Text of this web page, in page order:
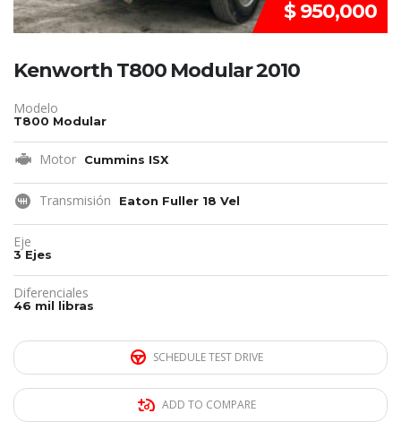
$ 950,000
Kenworth T800 Modular 2010
Modelo
T800 Modular
Motor Cummins ISX
Transmisión Eaton Fuller 18 Vel
Eje
3 Ejes
Diferenciales
46 mil libras
SCHEDULE TEST DRIVE
ADD TO COMPARE